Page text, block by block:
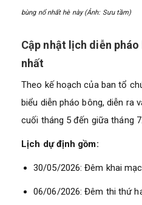
bùng nổ nhất hè này (Ảnh: Sưu tầm)
Cập nhật lịch diễn pháo
nhất
Theo kế hoạch của ban tổ
biểu diễn pháo bông, diễn ra
cuối tháng 5 đến giữa tháng 7.
Lịch dự định gồm:
30/05/2026: Đêm khai
06/06/2026: Đêm thi thứ